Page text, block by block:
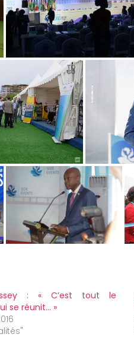
: « C’est tout le
se réunit… »